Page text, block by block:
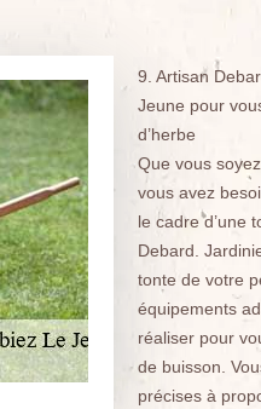
9. Artisan
Jeune pour
d’herbe
Que vous
vous avez
le cadre d’une
Debard.
tonte de votre
équipements
réaliser pour
de buisson.
précises à